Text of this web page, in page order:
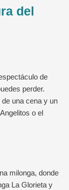
del
de
perder.
una cena y un
o el
milonga, donde
La Glorieta y